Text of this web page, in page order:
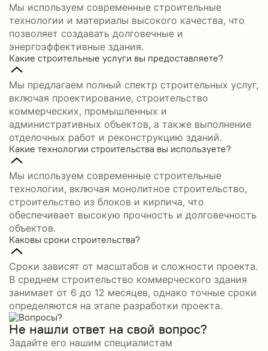
Мы используем современные строительные
технологии и материалы высокого качества, что
позволяет создавать долговечные и
энергоэффективные здания.
Какие строительные услуги вы предоставляете?
Мы предлагаем полный спектр строительных услуг,
включая проектирование, строительство
коммерческих, промышленных и
административных объектов, а также выполнение
отделочных работ и реконструкцию зданий.
Какие технологии строительства вы используете?
Мы используем современные строительные
технологии, включая монолитное строительство,
строительство из блоков и кирпича, что
обеспечивает высокую прочность и долговечность
объектов.
Каковы сроки строительства?
Сроки зависят от масштабов и сложности проекта.
В среднем строительство коммерческого здания
занимает от 6 до 12 месяцев, однако точные сроки
определяются на этапе разработки проекта.
Не нашли ответ на свой вопрос?
Задайте его нашим специалистам